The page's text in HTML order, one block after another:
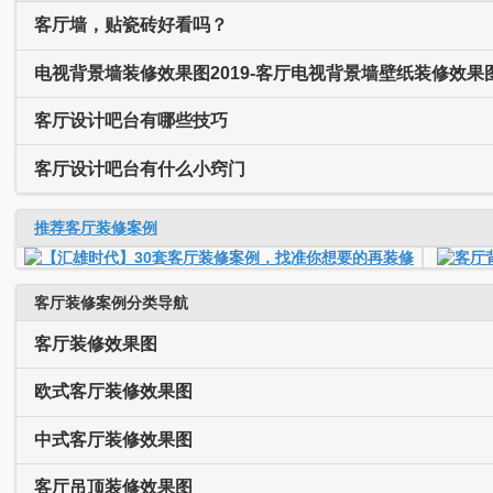
客厅墙，贴瓷砖好看吗？
电视背景墙装修效果图2019-客厅电视背景墙壁纸装修效果
客厅设计吧台有哪些技巧
客厅设计吧台有什么小窍门
推荐客厅装修案例
客厅装修案例分类导航
客厅装修效果图
欧式客厅装修效果图
中式客厅装修效果图
客厅吊顶装修效果图